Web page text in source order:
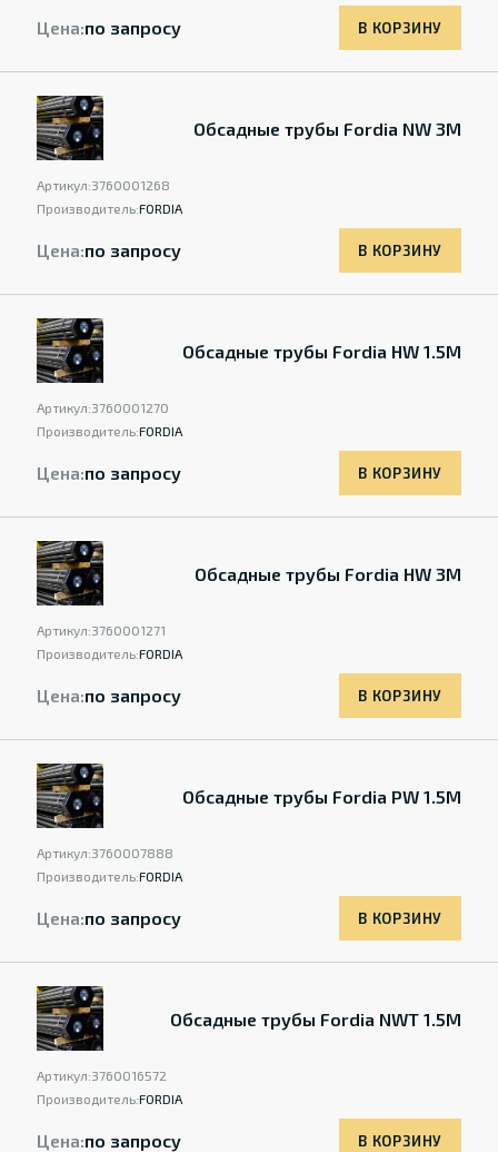
Цена:по запросу В КОРЗИНУ
Обсадные трубы Fordia NW 3M
Артикул:3760001268
Производитель:FORDIA
Цена:по запросу В КОРЗИНУ
Обсадные трубы Fordia HW 1.5M
Артикул:3760001270
Производитель:FORDIA
Цена:по запросу В КОРЗИНУ
Обсадные трубы Fordia HW 3M
Артикул:3760001271
Производитель:FORDIA
Цена:по запросу В КОРЗИНУ
Обсадные трубы Fordia PW 1.5M
Артикул:3760007888
Производитель:FORDIA
Цена:по запросу В КОРЗИНУ
Обсадные трубы Fordia NWT 1.5M
Артикул:3760016572
Производитель:FORDIA
Цена:по запросу В КОРЗИНУ